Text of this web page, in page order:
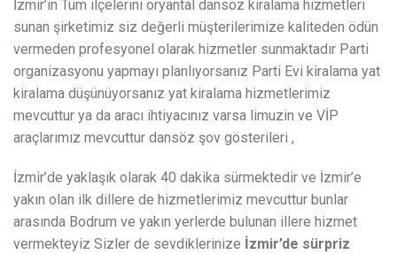
İzmir’in Tüm ilçelerini oryantal dansöz kiralama hizmetleri
sunan şirketimiz siz değerli müşterilerimize kaliteden ödün
vermeden profesyonel olarak hizmetler sunmaktadır Parti
organizasyonu yapmayı planlıyorsanız Parti Evi kiralama yat
kiralama düşünüyorsanız yat kiralama hizmetlerimiz
mevcuttur ya da aracı ihtiyacınız varsa limuzin ve VİP
araçlarımız mevcuttur dansöz şov gösterileri ,
İzmir’de yaklaşık olarak 40 dakika sürmektedir ve İzmir’e
yakın olan ilk dillere de hizmetlerimiz mevcuttur bunlar
arasında Bodrum ve yakın yerlerde bulunan illere hizmet
vermekteyiz Sizler de sevdiklerinize İzmir’de sürpriz